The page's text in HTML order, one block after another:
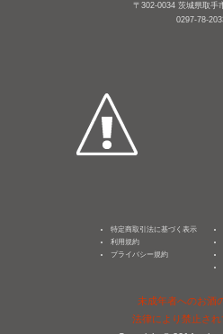
武勇 純米吟醸 樽生【蔵
〒302-0034 茨城県取手
0297-78-
特定商取引法に基づく表示
利用規約
プライバシー規約
未成年者へのお酒
法律により禁止され